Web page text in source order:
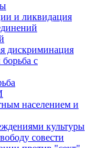
и ликвидация
дискриминация
с
населением и
культуры
совести